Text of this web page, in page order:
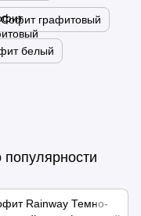
Софит графитовый
белый
популярности